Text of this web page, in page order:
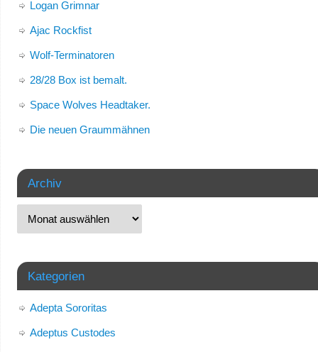
Logan Grimnar
Ajac Rockfist
Wolf-Terminatoren
28/28 Box ist bemalt.
Space Wolves Headtaker.
Die neuen Graummähnen
Archiv
Kategorien
Adepta Sororitas
Adeptus Custodes